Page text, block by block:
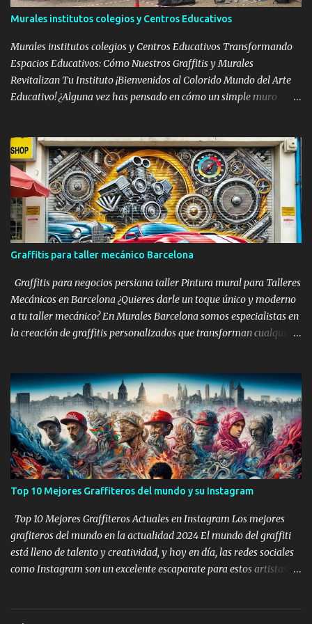
páginas para colorear con diseños de graffiti intrincados y
temáticos. Enlace: Graffiti Coloring Pages Libros de Graffitis para
Colorear baratos: libro-para-colorear-de-graffiti LIBRO DE
COLOREAR GRAFFITI ...
Murales institutos colegios y Centros Educativos
Murales institutos colegios y Centros Educativos Transformando
Espacios Educativos: Cómo Nuestros Graffitis y Murales
Revitalizan Tu Instituto ¡Bienvenidos al Colorido Mundo del Arte
Educativo! ¿Alguna vez has pensado en cómo un simple muro
profesional y decoración de murales , lo hacemos posible. Hoy,
queremos compartir con vosotros una reciente transformación
que realizamos en el Instituto Josep Lluís Sert , en Castelldefels. El
Arte que Inspira Aprendizaje En el Instituto Sert, cada muro cuenta
una historia única y educativa. Empezamos con un mural vibrante
de una estudiante chutando una pelota , simbolizando el
dinamismo y la energía de la juventud. Seguimos con la delicadeza
de un joven tocando un ukelele , reflejando la importancia de la
música y las artes en el desarrollo integral. Un Viaje Visual a través
de la Educación Cada paso por los...
Graffitis para taller mecánico Barcelona
Graffitis para negocios persiana taller Pintura mural para Talleres
Mecánicos en Barcelona ¿Quieres darle un toque único y moderno
a tu taller mecánico? En Murales Barcelona somos especialistas en
la creación de graffitis personalizados que transforman cualquier
innovadores y de alta calidad que se adaptan a la imagen de tu
negocio. Beneficios de un graffiti para tu taller mecánico Un
graffiti no solo embellece el espacio, sino que también puede ser
una herramienta de marketing muy poderosa. Aquí te dejamos
algunas razones para considerar esta opción: Identidad Única: Un
mural personalizado puede reflejar la identidad y los valores de tu
taller. Visibilidad y Atractivo: Un graffiti llamativo atrae la
atención de potenciales clientes y hace que tu taller se destaque.
Ambiente Inspirador: Un entorno creativo puede motivar a tus
empleados y me...
Top 10 Mejores Graffiteros del mundo y su Instagram
Top 10 Mejores Graffiteros Actuales en Instagram Los mejores
grafiteros del mundo en la actualidad 2024 El mundo del graffiti
está lleno de talento y creatividad, y hoy en día, las redes sociales
como Instagram son un excelente escaparate para estos artistas. A